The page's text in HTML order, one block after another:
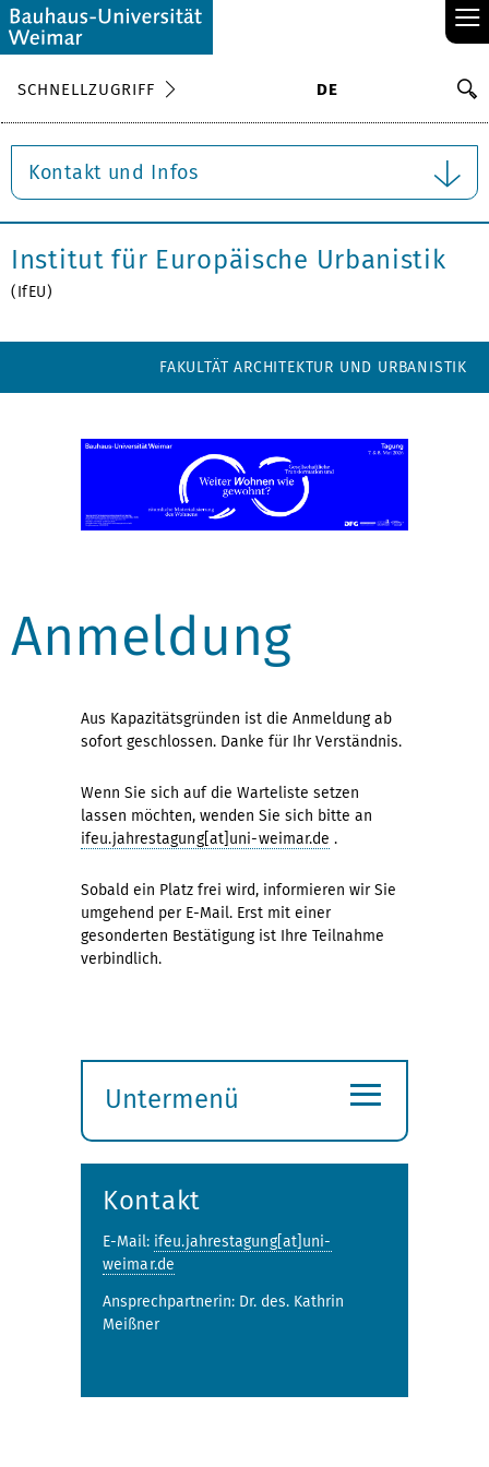
≡
SCHNELLZUGRIFF DE
Kontakt und Infos
Institut für Europäische Urbanistik
(IfEU)
FAKULTÄT ARCHITEKTUR UND URBANISTIK
Anmeldung
Aus Kapazitätsgründen ist die Anmeldung ab
sofort geschlossen. Danke für Ihr Verständnis.
Wenn Sie sich auf die Warteliste setzen
lassen möchten, wenden Sie sich bitte an
ifeu.jahrestagung[at]uni-weimar.de .
Sobald ein Platz frei wird, informieren wir Sie
umgehend per E-Mail. Erst mit einer
gesonderten Bestätigung ist Ihre Teilnahme
verbindlich.
Untermenü
öffnen
≡
Kontakt
E-Mail: ifeu.jahrestagung[at]uni-
weimar.de
Ansprechpartnerin: Dr. des. Kathrin
Meißner